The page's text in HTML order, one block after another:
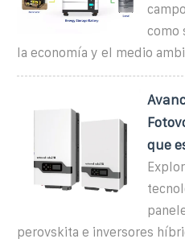
como
la economía y el medio
que
perovskita e inversores